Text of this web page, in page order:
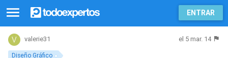
ENTRAR
Diseño Gráfico
valerie31 el 5 mar. 14